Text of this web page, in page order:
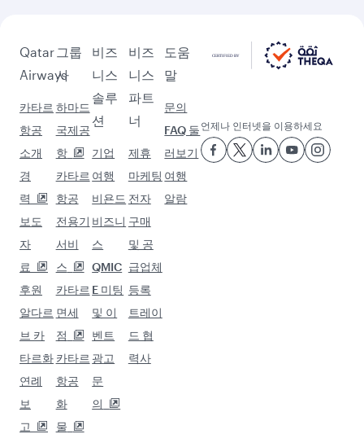
Qatar
Airways
카타르
항공
소개
경
력
보도
자
료
후원
알다르
브 카
타르화
연례
보
고
그룹
사
하마드
국제공
항
카타르
항공
전용기
서비
스
카타르
면세
점
카타르
항공
화
물
비즈
니스
솔루
션
기업
여행
비욘드
비즈니
스
QMIC
E 미팅
및 이
벤트
광고
문
의
비즈
니스
파트
너
제휴
마케팅
전자
구매
및 공
급업체
등록
트레이
드 협
력사
도움
말
문의
FAQ 둘
러보기
여행
알람
언제나 인터넷을 이용하세요